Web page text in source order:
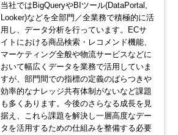
当社ではBigQueryやBIツール(DataPortal,
Looker)などを全部門／全業務で積極的に活
用し、データ分析を行っています。ECサ
イトにおける商品検索・レコメンド機能、
マーケティング全般や物流サービスなどに
おいて幅広くデータを業務で活用していま
すが、部門間での指標の定義のばらつきや
効率的なナレッジ共有体制がないなど課題
も多くあります。今後のさらなる成長を見
据え、これら課題を解決し一層高度なデー
タを活用するための仕組みを整備する必要